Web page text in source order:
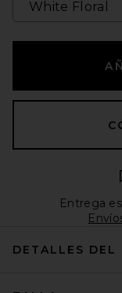
Entrega
DETALLES DEL